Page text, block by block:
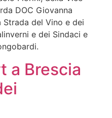
DOC Giovanna
Strada del Vino e dei
e dei Sindaci e
a Brescia